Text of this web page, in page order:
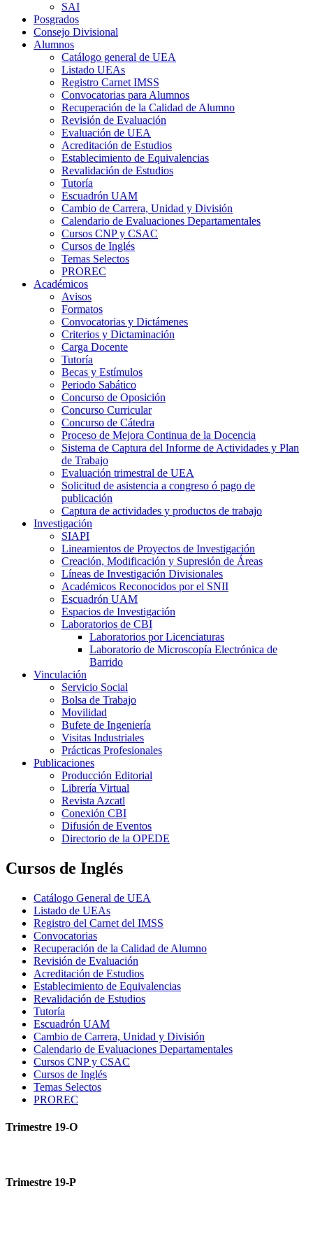
SAI
Posgrados
Consejo Divisional
Alumnos
Catálogo general de UEA
Listado UEAs
Registro Carnet IMSS
Convocatorias para Alumnos
Recuperación de la Calidad de Alumno
Revisión de Evaluación
Evaluación de UEA
Acreditación de Estudios
Establecimiento de Equivalencias
Revalidación de Estudios
Tutoría
Escuadrón UAM
Cambio de Carrera, Unidad y División
Calendario de Evaluaciones Departamentales
Cursos CNP y CSAC
Cursos de Inglés
Temas Selectos
PROREC
Académicos
Avisos
Formatos
Convocatorias y Dictámenes
Criterios y Dictaminación
Carga Docente
Tutoría
Becas y Estímulos
Periodo Sabático
Concurso de Oposición
Concurso Curricular
Concurso de Cátedra
Proceso de Mejora Continua de la Docencia
Sistema de Captura del Informe de Actividades y Plan
de Trabajo
Evaluación trimestral de UEA
Solicitud de asistencia a congreso ó pago de
publicación
Captura de actividades y productos de trabajo
Investigación
SIAPI
Lineamientos de Proyectos de Investigación
Creación, Modificación y Supresión de Áreas
Líneas de Investigación Divisionales
Académicos Reconocidos por el SNII
Escuadrón UAM
Espacios de Investigación
Laboratorios de CBI
Laboratorios por Licenciaturas
Laboratorio de Microscopía Electrónica de
Barrido
Vinculación
Servicio Social
Bolsa de Trabajo
Movilidad
Bufete de Ingeniería
Visitas Industriales
Prácticas Profesionales
Publicaciones
Producción Editorial
Librería Virtual
Revista Azcatl
Conexión CBI
Difusión de Eventos
Directorio de la OPEDE
Cursos de Inglés
Catálogo General de UEA
Listado de UEAs
Registro del Carnet del IMSS
Convocatorias
Recuperación de la Calidad de Alumno
Revisión de Evaluación
Acreditación de Estudios
Establecimiento de Equivalencias
Revalidación de Estudios
Tutoría
Escuadrón UAM
Cambio de Carrera, Unidad y División
Calendario de Evaluaciones Departamentales
Cursos CNP y CSAC
Cursos de Inglés
Temas Selectos
PROREC
Trimestre 19-O
Trimestre 19-P